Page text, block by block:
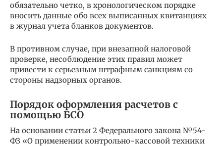
обязательно четко, в хронологическом порядке
вносить данные обо всех выписанных квитанциях
в журнал учета бланков документов.
В противном случае, при внезапной налоговой
проверке, несоблюдение этих правил может
привести к серьезным штрафным санкциям со
стороны надзорных органов.
Порядок оформления расчетов с
помощью БСО
На основании статьи 2 Федерального закона №54-
ФЗ «О применении контрольно-кассовой техники